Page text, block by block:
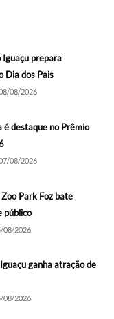
Iguaçu prepara
Dia dos Pais
08/2026
é destaque no Prêmio
08/2026
Park Foz bate
público
08/2026
ganha atração de
08/2026